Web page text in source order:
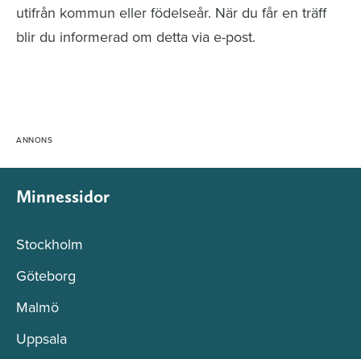
utifrån kommun eller födelseår. När du får en träff
blir du informerad om detta via e-post.
Minnessidor
Stockholm
Göteborg
Malmö
Uppsala